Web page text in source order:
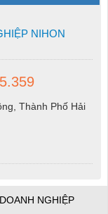
NIHON
Thành Phố Hải
NGHIỆP